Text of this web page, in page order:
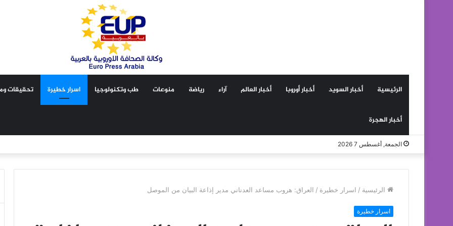
الرئيسية أخبار السويد أخبار أوروبا أخبار العالم آراء رياضة منوعات طب وتكنولوجيا اسرار خطيرة تحقيقات
أخبار الهجرة
الجمعة, أغسطس 7 2026
الرئيسية / اسرار خطيرة / العراق: هروب مساعد العدناني مدير إذاعة البيان من الموصل
اسرار خطيرة